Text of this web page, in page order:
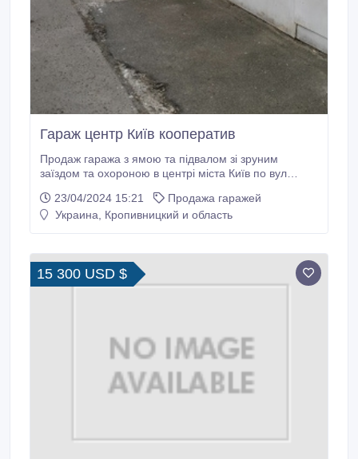
Гараж центр Київ кооператив
Продаж гаража з ямою та підвалом зі зруним
заїздом та охороною в центрі міста Київ по вул
добротна забудова цегла та панельні перекриття,
металеві ворота.
23/04/2024 15:21
Продажа гаражей
Украина, Кропивницкий и область
15 300 USD $